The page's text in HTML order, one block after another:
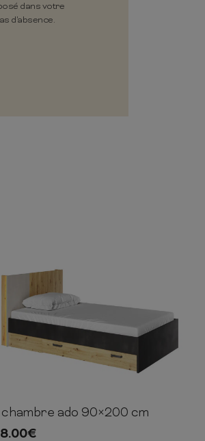
dans votre
d'absence.
100cm 217cm
ado 90×200 cm
€